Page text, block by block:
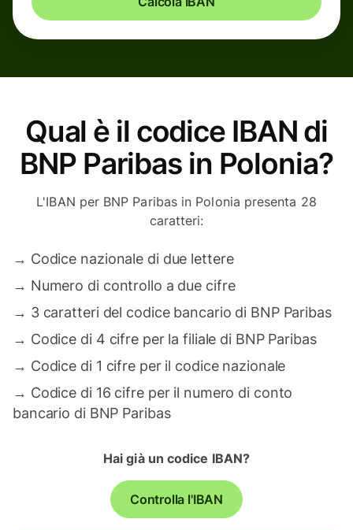
Qual è il codice IBAN di
BNP Paribas in Polonia?
L'IBAN per BNP Paribas in Polonia presenta 28
caratteri:
→ Codice nazionale di due lettere
→ Numero di controllo a due cifre
→ 3 caratteri del codice bancario di BNP Paribas
→ Codice di 4 cifre per la filiale di BNP Paribas
→ Codice di 1 cifre per il codice nazionale
→ Codice di 16 cifre per il numero di conto
bancario di BNP Paribas
Hai già un codice IBAN?
Controlla l'IBAN